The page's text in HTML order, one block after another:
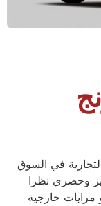
في السوق
وحصري نظرا
مرايات خارجية